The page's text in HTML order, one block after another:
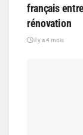
français
rénovation
il y a 4 mois